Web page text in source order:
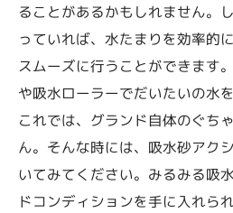
ることがあるかもしれません。
っていれば、水たまりを効率的
スムーズに行うことができます
や吸水ローラーでだいたいの水
これでは、グランド自体のぐち
ん。そんな時には、吸水砂アク
いてみてください。みるみる吸
ドコンディションを手に入れら